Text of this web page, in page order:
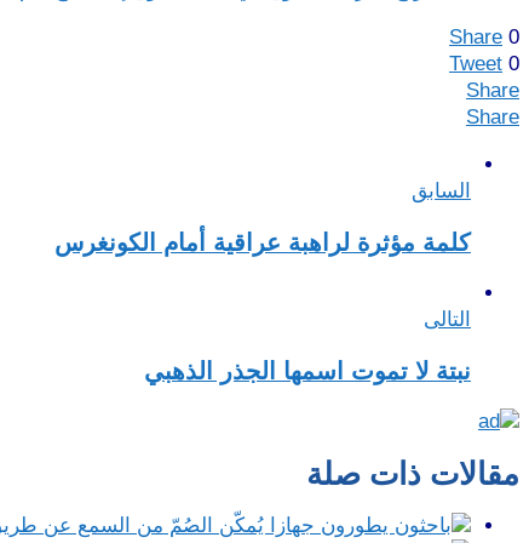
Share 0
Tweet 0
Share
Share
السابق
كلمة مؤثرة لراهبة عراقية أمام الكونغرس
التالى
نبتة لا تموت اسمها الجذر الذهبي
مقالات ذات صلة